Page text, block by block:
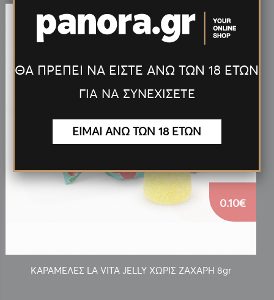
ΚΑΡΑΜΕΛΕΣ LA VITA JELLY ΧΩΡΙΣ ΖΑΧΑΡΗ 8gr
0.10€
ΘΑ ΠΡΕΠΕΙ ΝΑ ΕΙΣΤΕ ΑΝΩ ΤΩΝ 18 ΕΤΩΝ
ΓΙΑ ΝΑ ΣΥΝΕΧΙΣΕΤΕ
ΕΙΜΑΙ ΑΝΩ ΤΩΝ 18 ΕΤΩΝ